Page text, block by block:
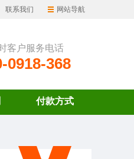
联系我们 网站导航
客户服务电话
0918-368
付款方式